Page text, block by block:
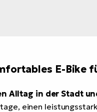
E-
Alltag in der Stadt
einen